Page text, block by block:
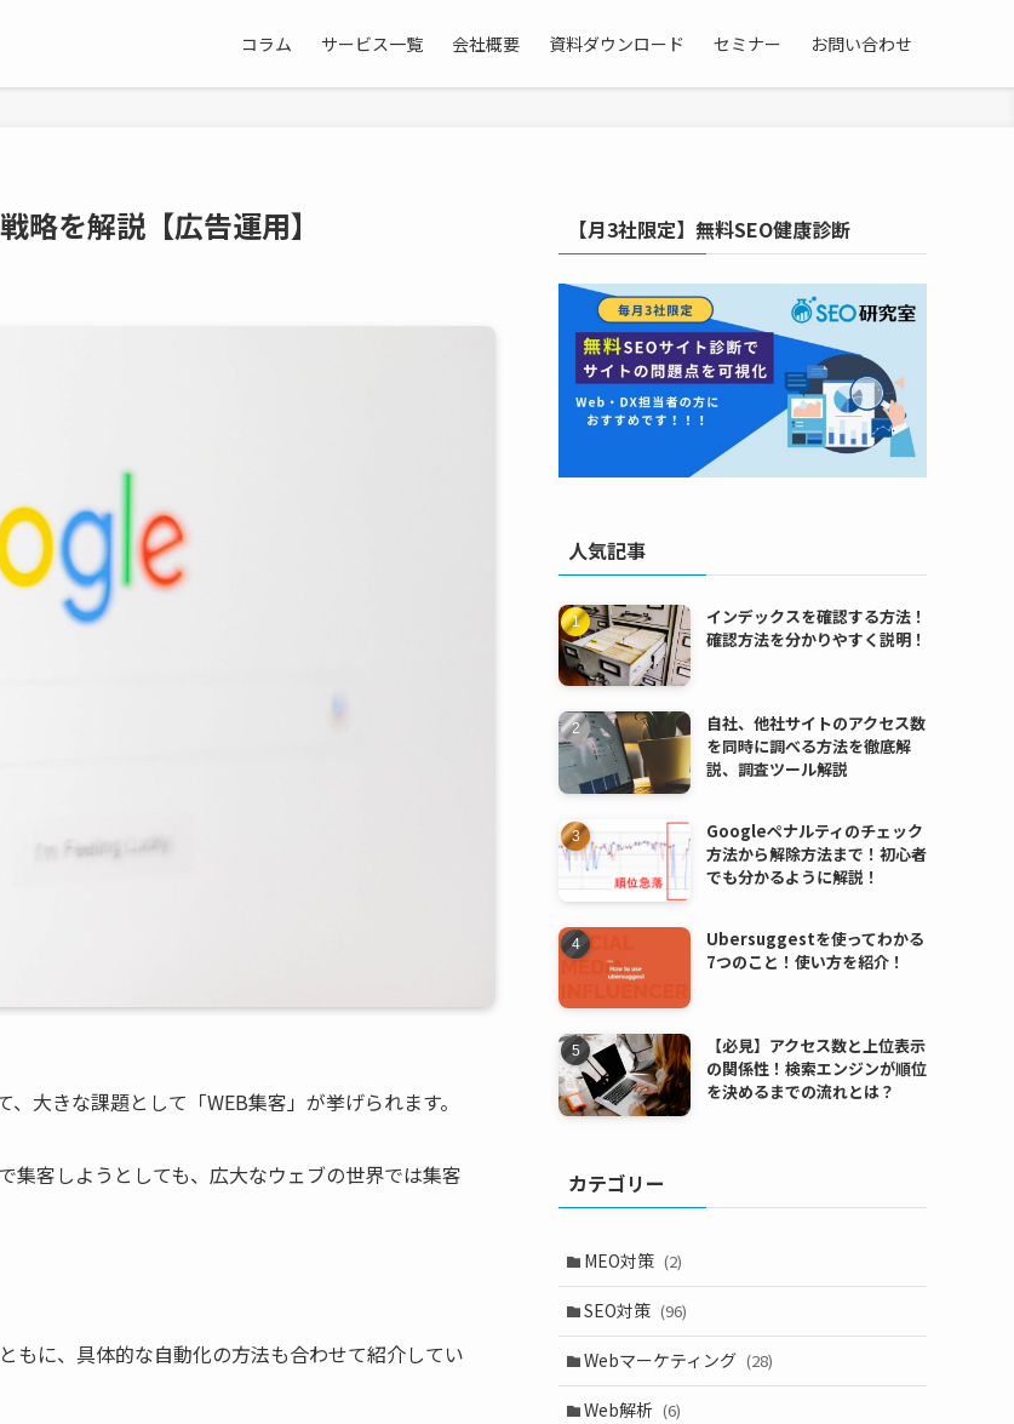
コラム サービス一覧 会社概要 資料ダウンロード セミナー お問い合わせ
略を解説【広告運用】
大きな課題として「WEB集客」が挙げられます。
集客しようとしても、広大なウェブの世界では集客
もに、具体的な自動化の方法も合わせて紹介してい
【月3社限定】無料SEO健康診断
人気記事
インデックスを確認する方法！
確認方法を分かりやすく説明！
自社、他社サイトのアクセス数
を同時に調べる方法を徹底解
説、調査ツール解説
Googleペナルティのチェック
方法から解除方法まで！初心者
でも分かるように解説！
Ubersuggestを使ってわかる
7つのこと！使い方を紹介！
【必見】アクセス数と上位表示
の関係性！検索エンジンが順位
を決めるまでの流れとは？
カテゴリー
MEO対策 (2)
SEO対策 (96)
Webマーケティング (28)
Web解析 (6)